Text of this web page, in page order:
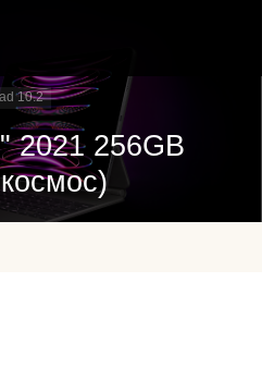
10.2
2021 256GB